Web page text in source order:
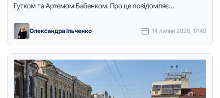
Гутком та Артемом Бабенком. Про це повідомляє
Олександра Ільченко 14 липня 2026, 17:40